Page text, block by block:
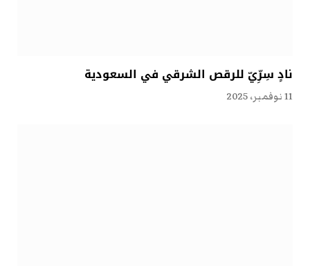
نادٍ سِرِّيّ للرقص الشرقي في السعودية
11 نوفمبر، 2025